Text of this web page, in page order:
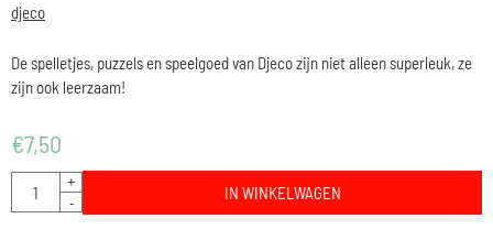
djeco
De spelletjes, puzzels en speelgoed van Djeco zijn niet alleen superleuk, ze
zijn ook leerzaam!
€7,50
Aantal
+
-
IN WINKELWAGEN